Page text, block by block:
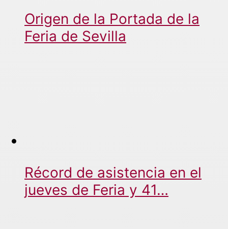
Origen de la Portada de la
Feria de Sevilla
Récord de asistencia en el
jueves de Feria y 41…